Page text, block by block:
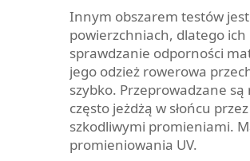
Innym obszarem testów jest
powierzchniach, dlatego ich
sprawdzanie odporności
jego odzież rowerowa
szybko. Przeprowadzane
często jeżdżą w słońcu
szkodliwymi promieniami.
promieniowania UV.